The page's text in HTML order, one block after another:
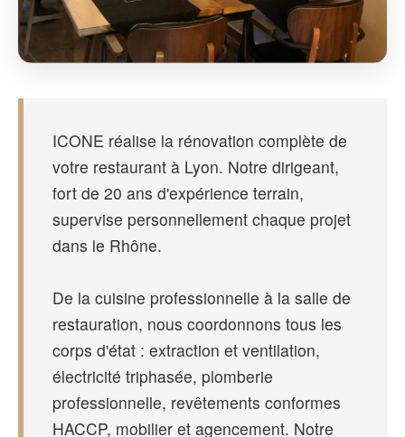
ICONE réalise la rénovation complète de
votre restaurant à Lyon. Notre dirigeant,
fort de 20 ans d'expérience terrain,
supervise personnellement chaque projet
dans le Rhône.
De la cuisine professionnelle à la salle de
restauration, nous coordonnons tous les
corps d'état : extraction et ventilation,
électricité triphasée, plomberie
professionnelle, revêtements conformes
HACCP, mobilier et agencement. Notre